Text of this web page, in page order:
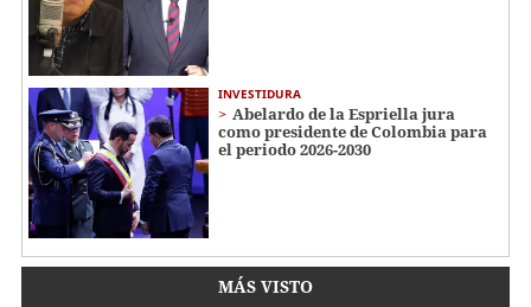
INVESTIDURA
Abelardo de la Espriella jura
como presidente de Colombia para
el periodo 2026-2030
MÁS VISTO